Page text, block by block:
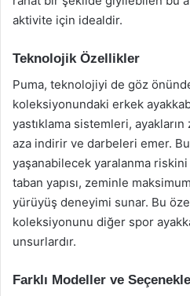
aktivite için idealdir.
Teknolojik Özellikler
Puma, teknolojiyi de göz
koleksiyonundaki erkek
yastıklama sistemleri, ayakların
aza indirir ve darbeleri emer.
yaşanabilecek yaralanma riskini
taban yapısı, zeminle
yürüyüş deneyimi sunar. Bu
koleksiyonunu diğer spor
unsurlardır.
Farklı Modeller ve